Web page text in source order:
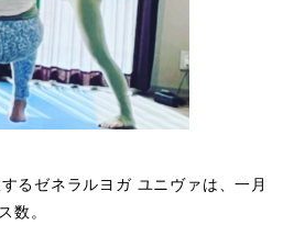
るゼネラルヨガ ユニヴァは、一月
数。